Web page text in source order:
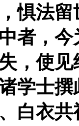
惧法
者，
，使
学士
白衣